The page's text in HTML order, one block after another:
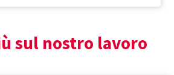
sul nostro lavoro